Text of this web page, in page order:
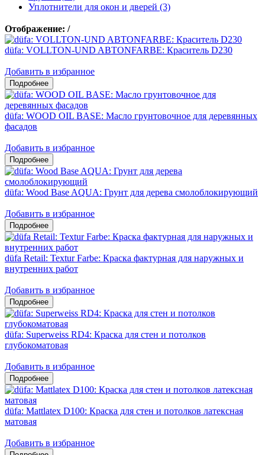
Уплотнители для окон и дверей (3)
Отображение: /
düfa: VOLLTON-UND ABTONFARBE: Краситель D230
Добавить в избранное
düfa: WOOD OIL BASE: Масло грунтовочное для деревянных
фасадов
Добавить в избранное
düfa: Wood Base AQUA: Грунт для дерева смолоблокирующий
Добавить в избранное
düfa Retail: Textur Farbe: Краска фактурная для наружных и
внутренних работ
Добавить в избранное
düfa: Superweiss RD4: Краска для стен и потолков
глубокоматовая
Добавить в избранное
düfa: Mattlatex D100: Краска для стен и потолков латексная
матовая
Добавить в избранное